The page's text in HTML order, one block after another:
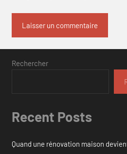
Rechercher
Recent Posts
Quand une rénovation maison